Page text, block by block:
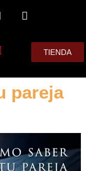
TIENDA
pareja